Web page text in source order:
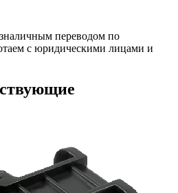
переводом по
с юридическими лицами и